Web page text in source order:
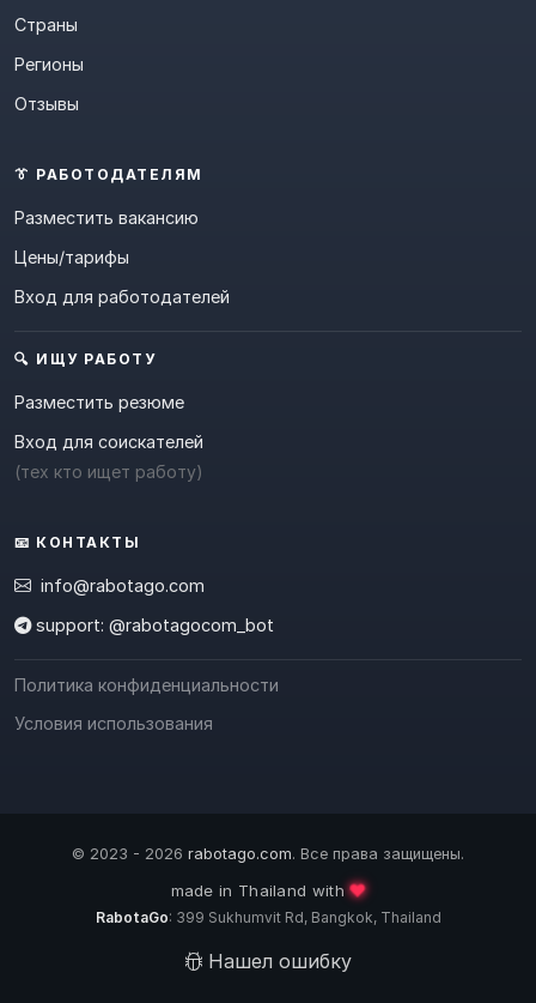
Страны
Регионы
Отзывы
👔 РАБОТОДАТЕЛЯМ
Разместить вакансию
Цены/тарифы
Вход для работодателей
🔍 ИЩУ РАБОТУ
Разместить резюме
Вход для соискателей
(тех кто ищет работу)
📧 КОНТАКТЫ
info@rabotago.com
support: @rabotagocom_bot
Политика конфиденциальности
Условия использования
© 2023 - 2026 rabotago.com. Все права защищены.
made in Thailand with❤️
RabotaGo: 399 Sukhumvit Rd, Bangkok, Thailand
Нашел ошибку